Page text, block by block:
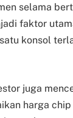
selama
faktor
konsol
juga
harga